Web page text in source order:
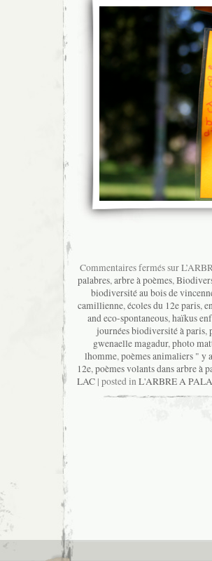
Commentaires ferméssur
palabres,arbre à poèmes,
biodiversité au bois de
camillienne,écoles du 12e paris,
and eco-spontaneous,haïkus
journées biodiversité à paris,
gwenaelle magadur,photo
lhomme,poèmes animaliers " y
12e,poèmes volants dans arbre à
LAC | posted inL'ARBRE A